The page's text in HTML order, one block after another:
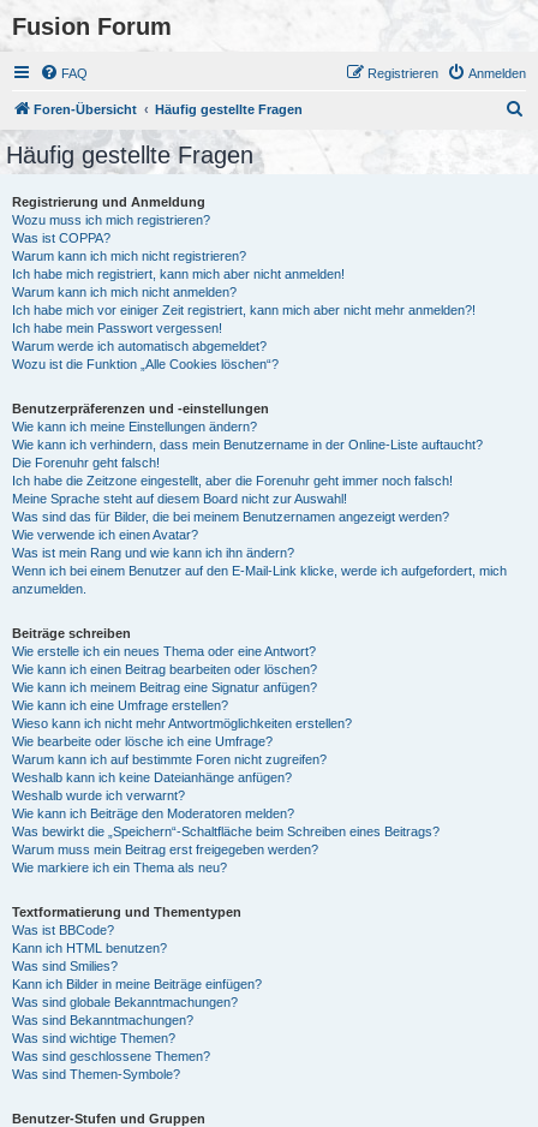
Fusion Forum
FAQ Anmelden
Registrieren
Foren-Übersicht Häufig gestellte Fragen
Häufig gestellte Fragen
Registrierung und Anmeldung
Wozu muss ich mich registrieren?
Was ist COPPA?
Warum kann ich mich nicht registrieren?
Ich habe mich registriert, kann mich aber nicht anmelden!
Warum kann ich mich nicht anmelden?
Ich habe mich vor einiger Zeit registriert, kann mich aber nicht mehr anmelden?!
Ich habe mein Passwort vergessen!
Warum werde ich automatisch abgemeldet?
Wozu ist die Funktion „Alle Cookies löschen“?
Benutzerpräferenzen und -einstellungen
Wie kann ich meine Einstellungen ändern?
Wie kann ich verhindern, dass mein Benutzername in der Online-Liste auftaucht?
Die Forenuhr geht falsch!
Ich habe die Zeitzone eingestellt, aber die Forenuhr geht immer noch falsch!
Meine Sprache steht auf diesem Board nicht zur Auswahl!
Was sind das für Bilder, die bei meinem Benutzernamen angezeigt werden?
Wie verwende ich einen Avatar?
Was ist mein Rang und wie kann ich ihn ändern?
Wenn ich bei einem Benutzer auf den E-Mail-Link klicke, werde ich aufgefordert, mich
anzumelden.
Beiträge schreiben
Wie erstelle ich ein neues Thema oder eine Antwort?
Wie kann ich einen Beitrag bearbeiten oder löschen?
Wie kann ich meinem Beitrag eine Signatur anfügen?
Wie kann ich eine Umfrage erstellen?
Wieso kann ich nicht mehr Antwortmöglichkeiten erstellen?
Wie bearbeite oder lösche ich eine Umfrage?
Warum kann ich auf bestimmte Foren nicht zugreifen?
Weshalb kann ich keine Dateianhänge anfügen?
Weshalb wurde ich verwarnt?
Wie kann ich Beiträge den Moderatoren melden?
Was bewirkt die „Speichern“-Schaltfläche beim Schreiben eines Beitrags?
Warum muss mein Beitrag erst freigegeben werden?
Wie markiere ich ein Thema als neu?
Textformatierung und Thementypen
Was ist BBCode?
Kann ich HTML benutzen?
Was sind Smilies?
Kann ich Bilder in meine Beiträge einfügen?
Was sind globale Bekanntmachungen?
Was sind Bekanntmachungen?
Was sind wichtige Themen?
Was sind geschlossene Themen?
Was sind Themen-Symbole?
Benutzer-Stufen und Gruppen